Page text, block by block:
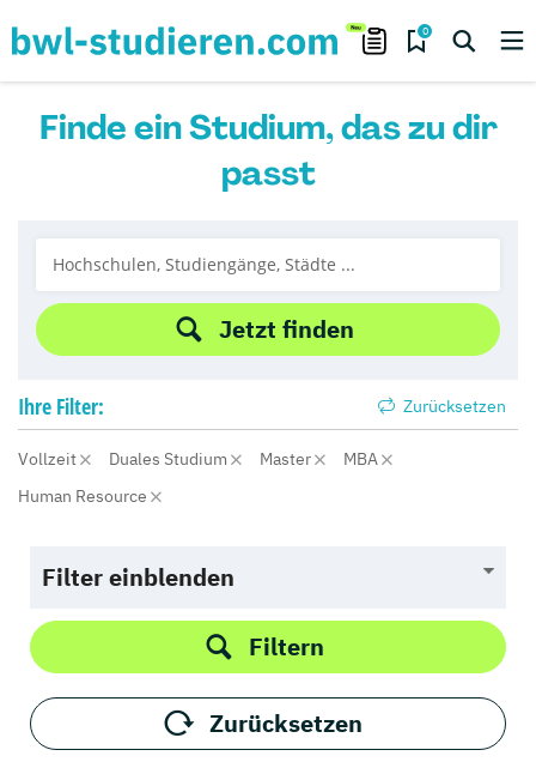
0
Finde ein Studium, das zu dir
passt
Jetzt finden
Ihre Filter: Zurücksetzen
Vollzeit Duales Studium Master
MBA
Human Resource
Filter einblenden
Filtern
Zurücksetzen